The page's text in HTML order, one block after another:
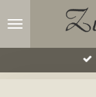
Hauptinhalt